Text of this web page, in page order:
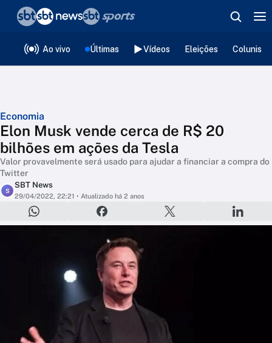
Ao vivo Últimas Vídeos Eleições
Economia
Elon Musk vende cerca de R$ 20
bilhões em ações da Tesla
Valor provavelmente será usado para ajudar a financiar a compra do
Twitter
S
SBT News
29/04/2022, 22:21 • Atualizado há 2 anos
❮voltar
Editorias